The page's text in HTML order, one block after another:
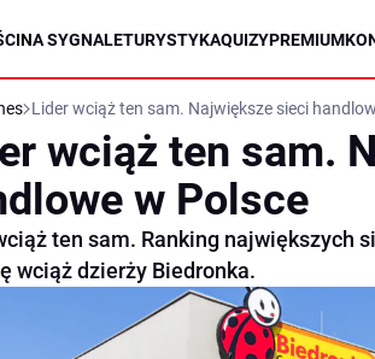
NA SYGNALETURYSTYKAQUIZYPREMIUM
Lider wciąż ten sam. Największe sieci
wciąż ten sam.
w Polsce
ten sam. Ranking największych
wciąż dzierży Biedronka.